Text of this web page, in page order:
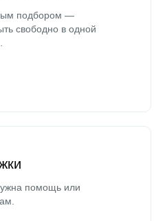
подбором —
свободно в одной
помощь или